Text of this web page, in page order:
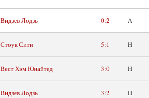
Видзев Лодзь 0:2 A
Стоук Сити 5:1 H
Вест Хэм Юнайтед 3:0 H
Видзев Лодзь 3:2 H